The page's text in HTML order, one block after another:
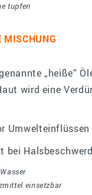
tupfen
MISCHUNG
„heiße“
wird eine
Umwelteinflüssen
bei
einsetzbar